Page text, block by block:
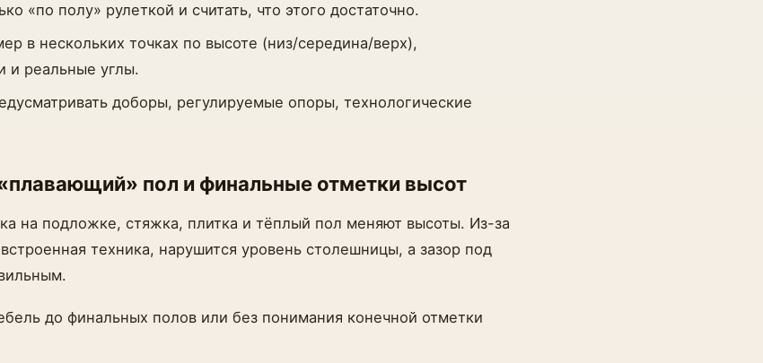
«по полу» рулеткой и считать, что этого достаточно.
в нескольких точках по высоте (низ/середина/верх),
и реальные углы.
доборы, регулируемые опоры, технологические
пол и финальные отметки высот
на подложке, стяжка, плитка и тёплый пол меняют высоты. Из-за
техника, нарушится уровень столешницы, а зазор под
до финальных полов или без понимания конечной отметки